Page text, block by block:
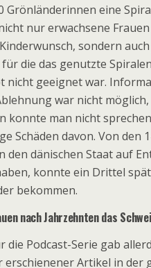
Grönländerinnen eine
nur erwachsene
sondern
für die das genutzte
nicht geeignet war.
war nicht
konnte man nicht
Schäden davon. Von den
den dänischen Staat auf
konnte ein Drittel
bekommen.
nach Jahrzehnten das
die Podcast-Serie gab
erschienener Artikel in der